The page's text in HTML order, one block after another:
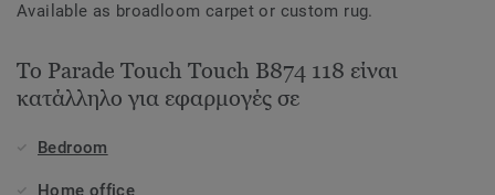
Available as broadloom carpet or custom rug.
Το Parade Touch Touch B874 118 είναι
κατάλληλο για εφαρμογές σε
Bedroom
Home office